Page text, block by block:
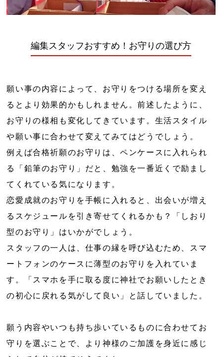
編集スタッフおすすめ！お守りの選び方
願い事の内容によって、お守りをつける場所を変え
るとより効果的かもしれません。前述したように、
お守りの様相も変化してきています。生活スタイル
や願い事に合わせて変えてみてはどうでしょう。
例えば合格祈願のお守りは、ペンケースに入れられ
る「鉛筆のお守り」だと、勉強を一番近くで励まし
てくれている気になります。
恋愛成就のお守りを手帳に入れると、出会いが増え
るスケジュールを引き寄せてくれるかも？「しおり
型のお守り」はいかがでしょう。
スタッフの一人は、仕事の縁を呼び込むため、スマ
ートフォンのケースに薄型のお守りを入れていま
す。「スマホを手に取る度に神社でお願いしたとき
の初心に戻れる気がして良い」と話していました。
願う内容やいつも持ち歩いているものに合わせてお
守りを選ぶことで、より神様のご加護を身近に感じ